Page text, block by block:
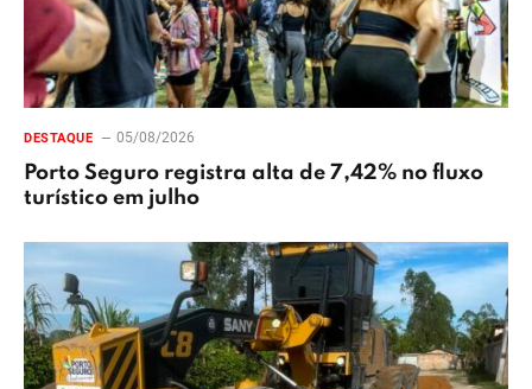
DESTAQUE 05/08/2026
Porto Seguro registra alta de 7,42% no fluxo
turístico em julho